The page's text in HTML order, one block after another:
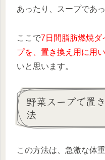
あったり、スープであ
ここで7日間脂肪燃焼ダ
プを、置き換え用に用
いと思います。
野菜スープで置
法
この方法は、急激な体